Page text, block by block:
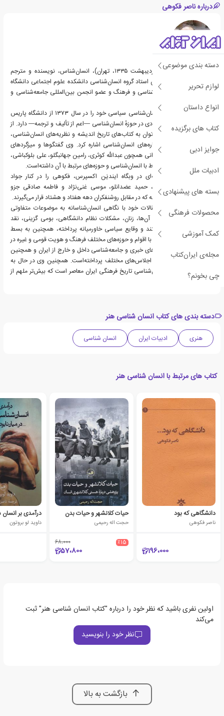
دسته بندی موضوعی
لوازم تحریر
انواع داستان
کتاب های برگزیده
جوایز ادبی
ادبیات ملل
بسته های پیشنهادی
محصولات فرهنگی
کمک آموزشی
مجله‌ی ایران‌کتاب
چی بخونم؟
درباره ناصر فکوهی
ناصر فکوهی (زادهٔ ۲۴ اردیبهشت ۱۳۳۵، تهران)، انسان‌شناس، نویسنده و مترجم
ایرانی است. وی همچنین استاد گروه انسان‌شناسی دانشکده علوم اجتماعی دانشگاه
تهران، مدیر وبگاه انسان‌شناسی و فرهنگ و عضو انجمن بین‌المللی جامعه‌شناسی و
ایران‌شناسی‌است.
فکوهی دکترای جدید انسان‌شناسی سیاسی خود را در سال ۱۳۷۳ از دانشگاه پاریس
دریافت کرد. وی آثار متعددی در حوزهٔ انسان‌شناسی —اعم از تألیف و ترجمه— دارد. از
مهم‌ترین تألیفات وی می‌توان به کتاب‌های تاریخ اندیشه و نظریه‌های انسان‌شناسی،
انسان‌شناسی شهری و پاره‌های انسان‌شناسی اشاره کرد. وی گفتگوها و میزگردهای
فراوانی با اندیشمندان ایرانی همچون عبدالله کوثری، رامین جهانبگلو، علی بلوکباشی،
شهلا حائری و غیره در ارتباط با انسان‌شناسی و حوزه‌های مرتبط با آن داشته‌است.
رامین جهانبگلو در مقاله‌ای در وبگاه ایندیَن اکسپرس، فکوهی را در کنار جواد
طباطبایی، بابک احمدی، حمید عضدانلو، موسی غنی‌نژاد و فاطمه صادقی جزو
روشنفکران گفتمانی دانسته که در مقابل روشنفکران دهه هفتاد و هشتاد قرار می‌گیرند.
فکوهی در گفتگوها و مقالات خود با نگاهی انسان‌شناسانه به موضوعات متفاوتی
همچون جوانان و ازدواج آن‌ها، زنان، مشکلات نظام دانشگاهی، بومی گزینی، نقد
فیلم‌های داستانی و مستند و وقایع سیاسی خاورمیانه پرداخته، همچنین به بسط
رویکرد اخیر خود در ارتباط با اقوام و حوزه‌های مختلف فرهنگ و هویت قومی و غیره در
مجلات، روزنامه‌ها، وبگاه‌های خبری و جامعه‌شناسی داخل و خارج از ایران و همچنین
جلسات نقد و بررسی در اجلاس‌های مختلف پرداخته‌است. همچنین وی در حال به
پایان رساندن پروژهٔ انسان‌شناسی تاریخ فرهنگی ایران معاصر است که بیش‌تر ملهم از
نظریات پساآنال است.
دسته بندی های کتاب انسان شناسی هنر
هنری ادبیات ایران انسان شناسی
کتاب های مرتبط با انسان شناسی هنر
دانشگاهی که بود
ناصر فکوهی
196،000
حیات کلانشهر و حیات بدن
حجت اله رحیمی
٪15 68،000
57،800
داوید لو بروتون
اولین نفری باشید که نظر خود را درباره "کتاب انسان شناسی هنر" ثبت
می‌کند
نظر خود را بنویسید
بازگشت به بالا